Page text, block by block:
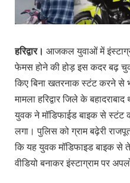
हरिद्वार। आजकल युवाओं में
फेमस होने की होड़ इस कदर बढ़
किए बिना खतरनाक स्टंट करने से
मामला हरिद्वार जिले के
युवक ने मॉडिफाईड बाइक से स्टंट
लगा। पुलिस को ग्राम बढ़ेरी
कि यह युवक मॉडिफाइड बाइक से
वीडियो बनाकर इंस्टाग्राम पर